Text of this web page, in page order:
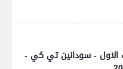
الاول - سودانين تي كي -